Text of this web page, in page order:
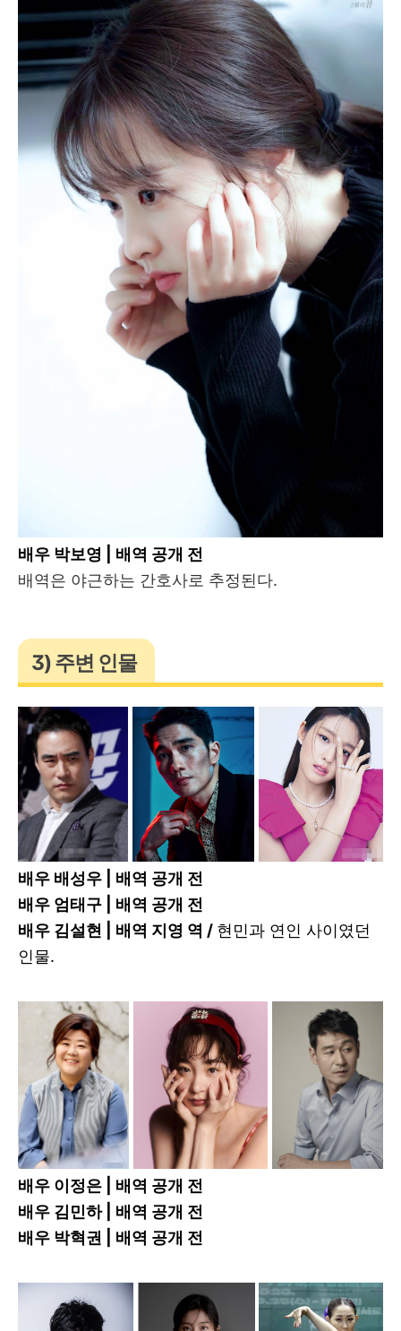
배우 박보영 | 배역 공개 전
배역은 야근하는 간호사로 추정된다.
3) 주변 인물
배우 배성우 | 배역 공개 전
배우 엄태구 | 배역 공개 전
배우 김설현 | 배역 지영 역 / 현민과 연인 사이였던
인물.
배우 이정은 | 배역 공개 전
배우 김민하 | 배역 공개 전
배우 박혁권 | 배역 공개 전